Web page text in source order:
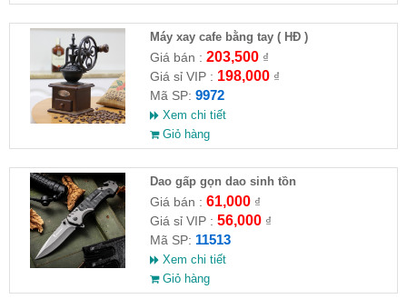
Máy xay cafe bằng tay ( HĐ )
Giá bán : 203,500₫
Giá sỉ VIP : 198,000₫
Mã SP: 9972
Xem chi tiết
Giỏ hàng
Dao gấp gọn dao sinh tồn
Giá bán : 61,000₫
Giá sỉ VIP : 56,000₫
Mã SP: 11513
Xem chi tiết
Giỏ hàng